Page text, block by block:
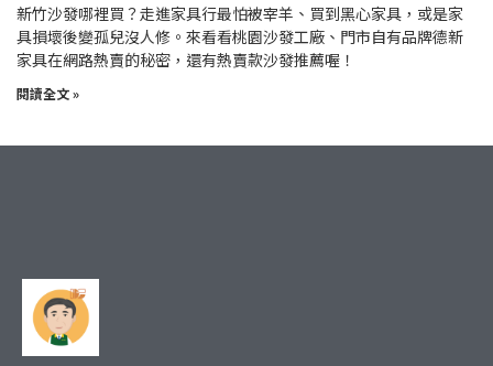
新竹沙發哪裡買？走進家具行最怕被宰羊、買到黑心家具，或是家
具損壞後變孤兒沒人修。來看看桃園沙發工廠、門市自有品牌德新
家具在網路熱賣的秘密，還有熱賣款沙發推薦喔！
閱讀全文 »